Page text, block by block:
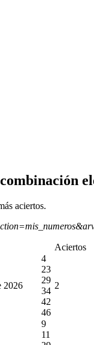
aciertos.
Aciertos
2026
4
23
29
34
42
46
2
9
11